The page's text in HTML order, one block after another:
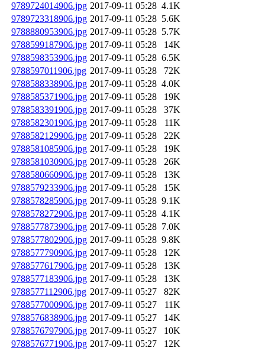
9789724014906.jpg 2017-09-11 05:28 4.1K
9789723318906.jpg 2017-09-11 05:28 5.6K
9788880953906.jpg 2017-09-11 05:28 5.7K
9788599187906.jpg 2017-09-11 05:28
14K
9788598353906.jpg 2017-09-11 05:28 6.5K
9788597011906.jpg 2017-09-11 05:28
72K
9788588338906.jpg 2017-09-11 05:28 4.0K
9788585371906.jpg 2017-09-11 05:28
19K
9788583391906.jpg 2017-09-11 05:28
37K
9788582301906.jpg 2017-09-11 05:28
11K
9788582129906.jpg 2017-09-11 05:28
22K
9788581085906.jpg 2017-09-11 05:28
19K
9788581030906.jpg 2017-09-11 05:28
26K
9788580660906.jpg 2017-09-11 05:28
13K
9788579233906.jpg 2017-09-11 05:28
15K
9788578285906.jpg 2017-09-11 05:28 9.1K
9788578272906.jpg 2017-09-11 05:28 4.1K
9788577873906.jpg 2017-09-11 05:28 7.0K
9788577802906.jpg 2017-09-11 05:28 9.8K
9788577790906.jpg 2017-09-11 05:28
12K
9788577617906.jpg 2017-09-11 05:28
13K
9788577183906.jpg 2017-09-11 05:28
13K
9788577112906.jpg 2017-09-11 05:27
82K
9788577000906.jpg 2017-09-11 05:27
11K
9788576838906.jpg 2017-09-11 05:27
14K
9788576797906.jpg 2017-09-11 05:27
10K
9788576771906.jpg 2017-09-11 05:27
12K